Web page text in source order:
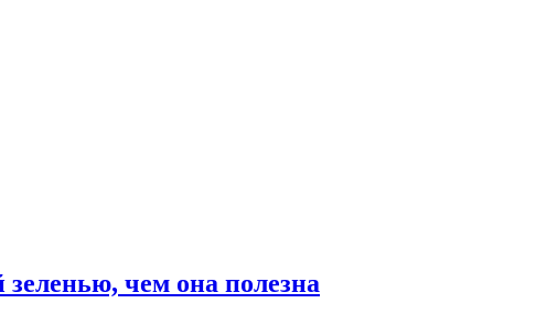
чем она полезна